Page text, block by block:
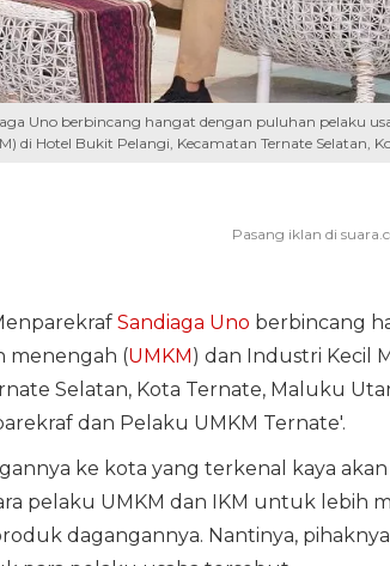
Uno berbincang hangat dengan puluhan pelaku
di Hotel Bukit Pelangi, Kecamatan Ternate Selatan,
Sandiaga Uno berbincang
menengah (UMKM) dan Industri Kecil
Selatan, Kota Ternate, Maluku
dan Pelaku UMKM Ternate'.
ke kota yang terkenal kaya
pelaku UMKM dan IKM untuk lebih
dagangannya. Nantinya,